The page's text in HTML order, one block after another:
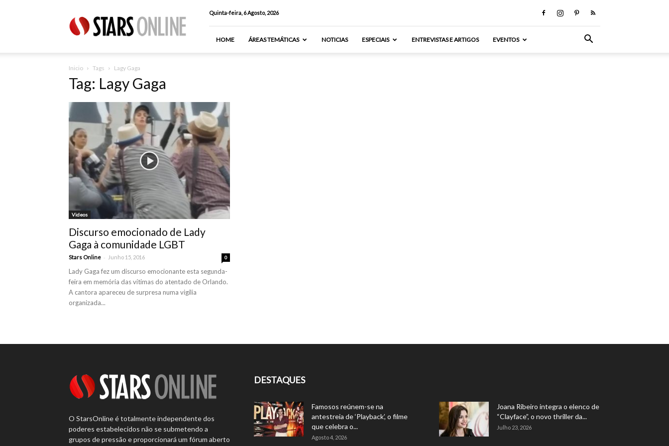
Online
Quinta-feira, 6 Agosto, 2026
HOME ÁREAS TEMÁTICAS NOTICIAS ESPECIAIS ENTREVISTAS E ARTIGOS EVENTOS
Inicio Tags Lagy Gaga
Tag: Lagy Gaga
Videos
Discurso emocionado de Lady
Gaga à comunidade LGBT
Stars Online - Junho 15, 2016 0
Lady Gaga fez um discurso emocionante esta segunda-
feira em memória das vítimas do atentado de Orlando.
A cantora apareceu de surpresa numa vigília
organizada...
O StarsOnline é totalmente independente dos
poderes estabelecidos não se submetendo a
grupos de pressão e proporcionará um fórum aberto
DESTAQUES
Famosos reúnem-se na
antestreia de ‘Playback’, o filme
que celebra o...
Agosto 4, 2026
Joana Ribeiro integra o elenco de
“Clayface”, o novo thriller da...
Julho 23, 2026